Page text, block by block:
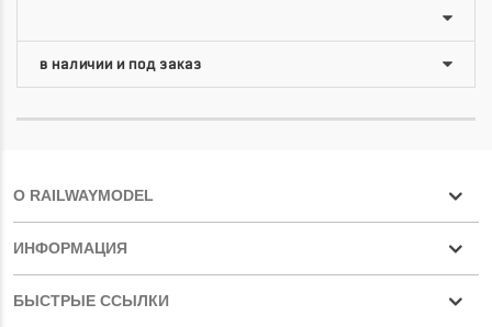
О RAILWAYMODEL
ИНФОРМАЦИЯ
БЫСТРЫЕ ССЫЛКИ